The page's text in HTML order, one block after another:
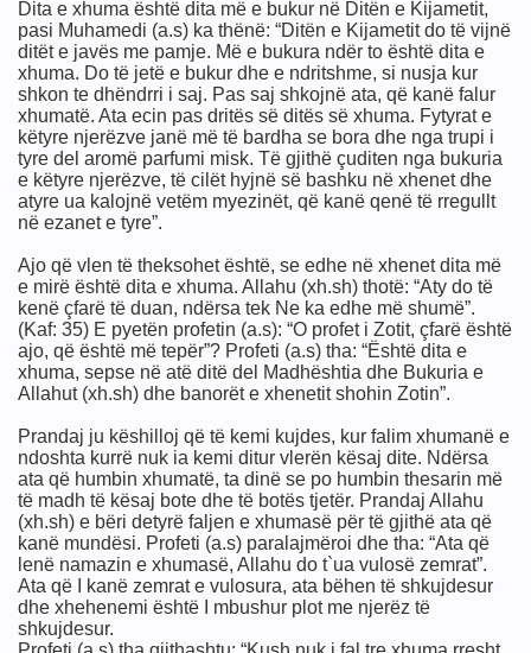
Dita e xhuma është dita më e bukur në Ditën e Kijametit,
pasi Muhamedi (a.s) ka thënë: “Ditën e Kijametit do të vijnë
ditët e javës me pamje. Më e bukura ndër to është dita e
xhuma. Do të jetë e bukur dhe e ndritshme, si nusja kur
shkon te dhëndrri i saj. Pas saj shkojnë ata, që kanë falur
xhumatë. Ata ecin pas dritës së ditës së xhuma. Fytyrat e
këtyre njerëzve janë më të bardha se bora dhe nga trupi i
tyre del aromë parfumi misk. Të gjithë çuditen nga bukuria
e këtyre njerëzve, të cilët hyjnë së bashku në xhenet dhe
atyre ua kalojnë vetëm myezinët, që kanë qenë të rregullt
në ezanet e tyre”.
Ajo që vlen të theksohet është, se edhe në xhenet dita më
e mirë është dita e xhuma. Allahu (xh.sh) thotë: “Aty do të
kenë çfarë të duan, ndërsa tek Ne ka edhe më shumë”.
(Kaf: 35) E pyetën profetin (a.s): “O profet i Zotit, çfarë është
ajo, që është më tepër”? Profeti (a.s) tha: “Është dita e
xhuma, sepse në atë ditë del Madhështia dhe Bukuria e
Allahut (xh.sh) dhe banorët e xhenetit shohin Zotin”.
Prandaj ju këshilloj që të kemi kujdes, kur falim xhumanë e
ndoshta kurrë nuk ia kemi ditur vlerën kësaj dite. Ndërsa
ata që humbin xhumatë, ta dinë se po humbin thesarin më
të madh të kësaj bote dhe të botës tjetër. Prandaj Allahu
(xh.sh) e bëri detyrë faljen e xhumasë për të gjithë ata që
kanë mundësi. Profeti (a.s) paralajmëroi dhe tha: “Ata që
lenë namazin e xhumasë, Allahu do t`ua vulosë zemrat”.
Ata që I kanë zemrat e vulosura, ata bëhen të shkujdesur
dhe xhehenemi është I mbushur plot me njerëz të
shkujdesur.